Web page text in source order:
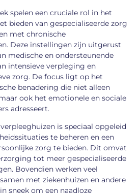
spelen een cruciale rol in het
bieden van gespecialiseerde zorg
met chronische
Deze instellingen zijn uitgerust
medische en ondersteunende
intensieve verpleging en
zorg. De focus ligt op het
benadering die niet alleen
ook het emotionele en sociale
adresseert.
is speciaal opgeleid
te beheren en een
zorg te bieden. Dit omvat
tot meer gespecialiseerde
Bovendien werken veel
met ziekenhuizen en andere
sneek om een naadloze